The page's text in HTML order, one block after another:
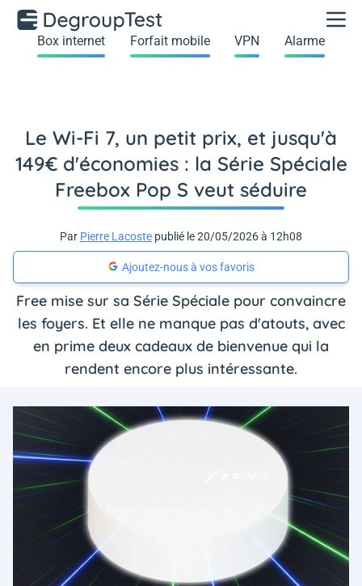
Box internet Forfait mobile VPN Alarme
Le Wi-Fi 7, un petit prix, et jusqu'à
149€ d'économies : la Série Spéciale
Freebox Pop S veut séduire
Par Pierre Lacoste publié le 20/05/2026 à 12h08
Ajoutez-nous à vos favoris
Free mise sur sa Série Spéciale pour convaincre
les foyers. Et elle ne manque pas d'atouts, avec
en prime deux cadeaux de bienvenue qui la
rendent encore plus intéressante.